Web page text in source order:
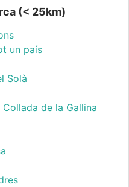
(< 25km)
un país
Solà
de la Gallina